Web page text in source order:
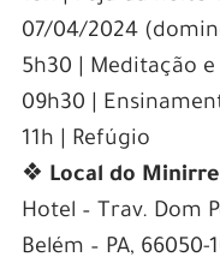
07/04/2024
5h30 | Meditação
09h30 |
11h | Refúgio
❖ Local do
Hotel – Trav. Dom
Belém – PA,